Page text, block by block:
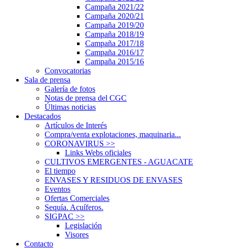
Campaña 2021/22
Campaña 2020/21
Campaña 2019/20
Campaña 2018/19
Campaña 2017/18
Campaña 2016/17
Campaña 2015/16
Convocatorias
Sala de prensa
Galería de fotos
Notas de prensa del CGC
Últimas noticias
Destacados
Artículos de Interés
Compra/venta explotaciones, maquinaria...
CORONAVIRUS >>
Links Webs oficiales
CULTIVOS EMERGENTES - AGUACATE
El tiempo
ENVASES Y RESIDUOS DE ENVASES
Eventos
Ofertas Comerciales
Sequía. Acuíferos.
SIGPAC >>
Legislación
Visores
Contacto